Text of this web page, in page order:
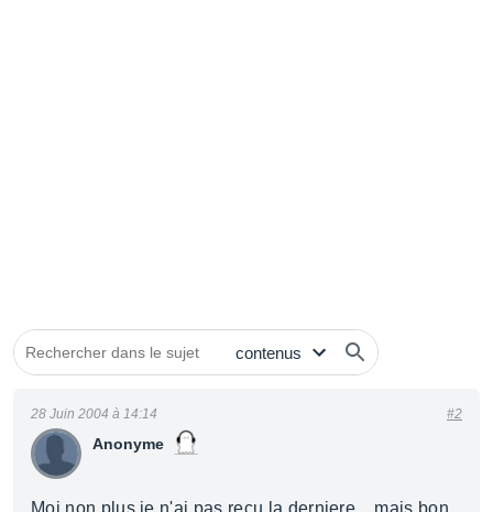
Anonyme
28 Juin 2004 à 14:14 #2
Moi non plus je n'ai pas reçu la derniere... mais bon